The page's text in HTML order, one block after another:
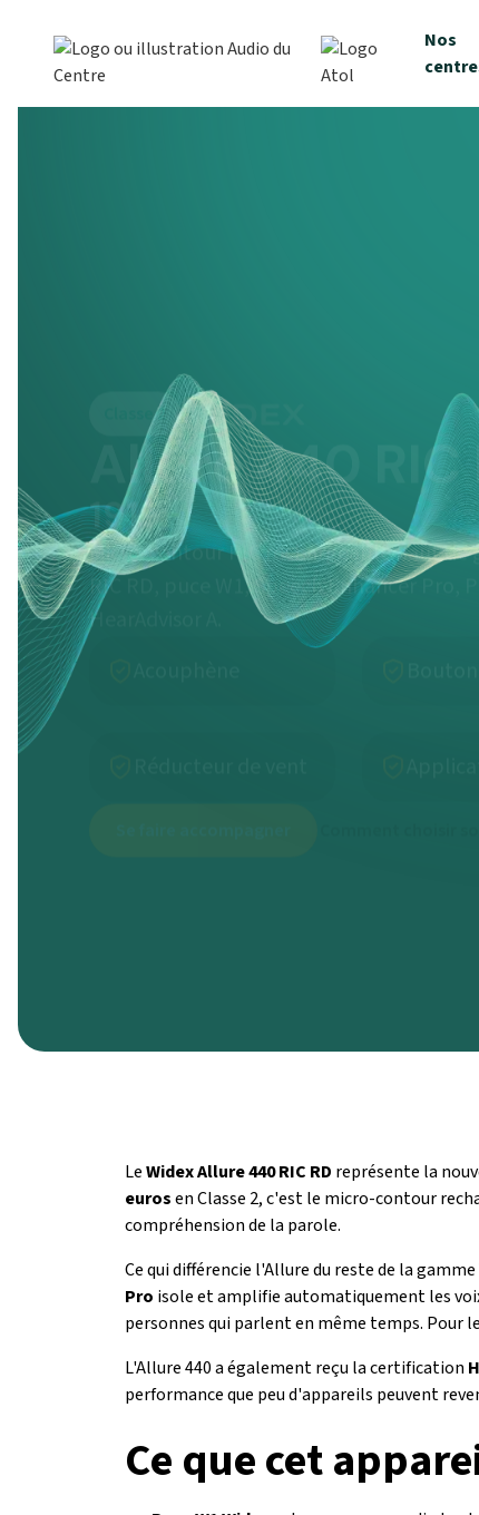
Nos
Allure 440 RIC
1919
Micro-contour RIC rechargeable haut de
RIC RD, puce W1, Speech Enhancer
HearAdvisor A.
LeWidex Allure 440 RIC RD représente la
eurosen Classe 2, c'est le micro-contour
compréhension de la parole.
Ce qui différencie l'Allure du reste de la
Pro isole et amplifie automatiquement les
personnes qui parlent en même temps. Pour
L'Allure 440 a également reçu la certification
performance que peu d'appareils peuvent
Ce que cet